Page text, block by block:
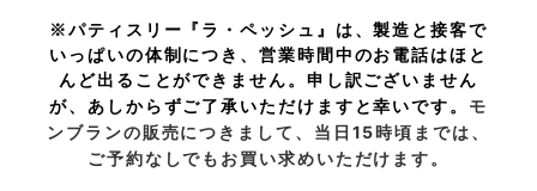
※パティスリー『ラ・ペッシュ』は、製造と接客で
いっぱいの体制につき、営業時間中のお電話はほと
んど出ることができません。申し訳ございません
が、あしからずご了承いただけますと幸いです。 モ
ンブランの販売につきまして、 当日15時頃までは、
ご予約なしでもお買い求めいただけます。